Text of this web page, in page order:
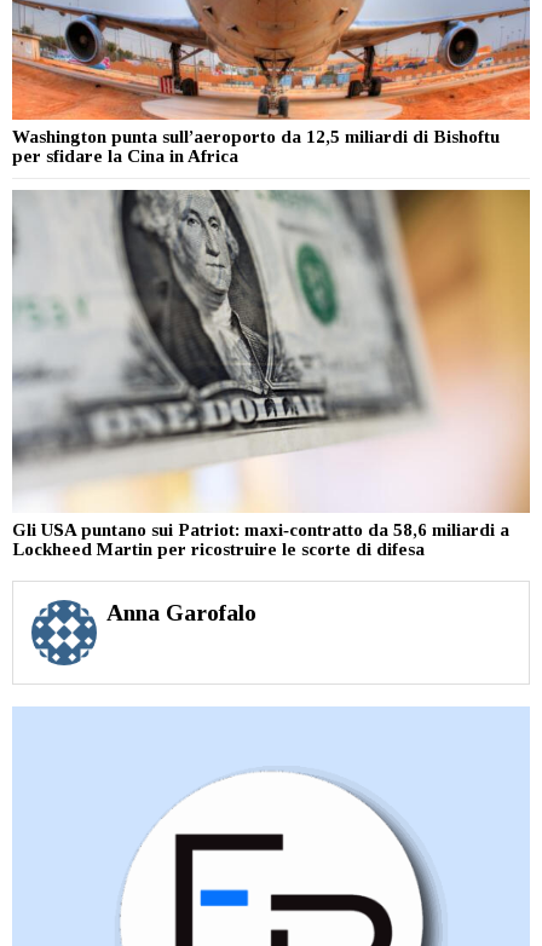
Washington punta sull’aeroporto da 12,5 miliardi di Bishoftu
per sfidare la Cina in Africa
Gli USA puntano sui Patriot: maxi‑contratto da 58,6 miliardi a
Lockheed Martin per ricostruire le scorte di difesa
Anna Garofalo